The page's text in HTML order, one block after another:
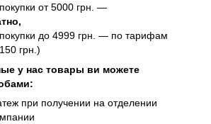
от 5000 грн. —
до 4999 грн. — по тарифам
грн.)
у нас товары ви можете
при получении на отделении